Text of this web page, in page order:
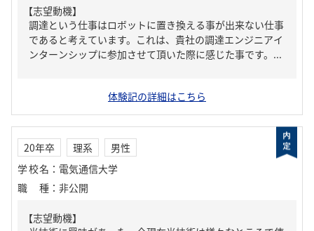
【志望動機】
調達という仕事はロボットに置き換える事が出来ない仕事
であると考えています。これは、貴社の調達エンジニアイ
ンターンシップに参加させて頂いた際に感じた事です。...
体験記の詳細はこちら
20年卒 理系
男性
学校名 ： 電気通信大学
職種 ： 非公開
【志望動機】